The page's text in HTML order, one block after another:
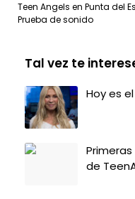
Teen Angels en Punta del
Prueba de sonido
Tal vez te
Hoy es
de